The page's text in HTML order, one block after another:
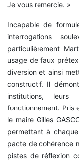
Je vous remercie. »
Incapable de
interrogations
particulièrement
usage de faux
diversion et ainsi
constructif. Il
institutions,
fonctionnement. Pris
le maire Gilles
permettant à
pacte de cohérence
pistes de réflexion